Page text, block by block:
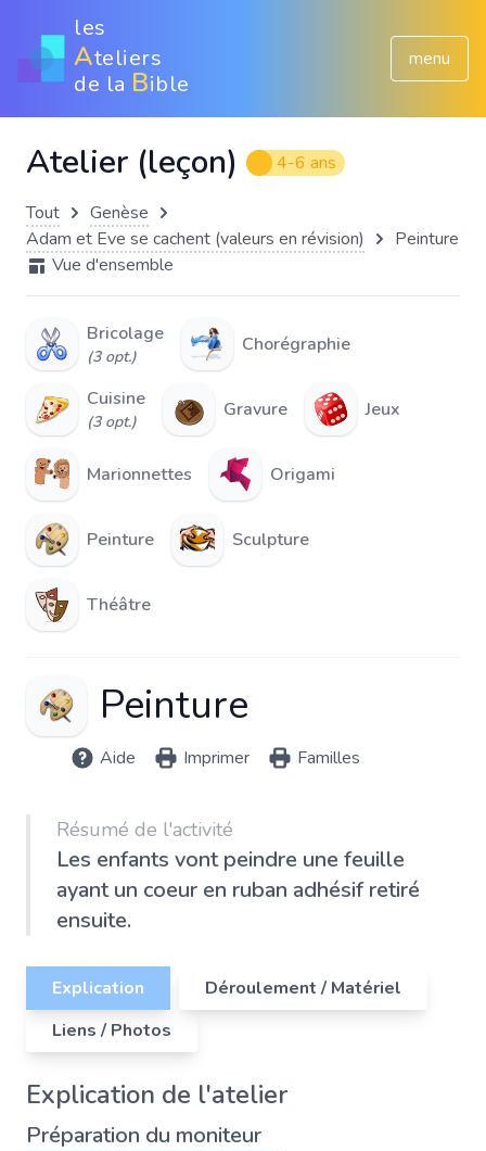
les
Ateliers
de la Bible
menu
Atelier (leçon) 4-6 ans
Tout
Genèse
Adam et Eve se cachent (valeurs en révision)
Peinture
Vue d'ensemble
Bricolage
(3 opt.)
Chorégraphie
Cuisine
(3 opt.)
Gravure Jeux
Marionnettes Origami
Peinture Sculpture
Théâtre
Peinture
Aide Imprimer Familles
Résumé de l'activité
Les enfants vont peindre une feuille
ayant un coeur en ruban adhésif retiré
ensuite.
Explication
Déroulement / Matériel
Liens / Photos
Explication de l'atelier
Préparation du moniteur